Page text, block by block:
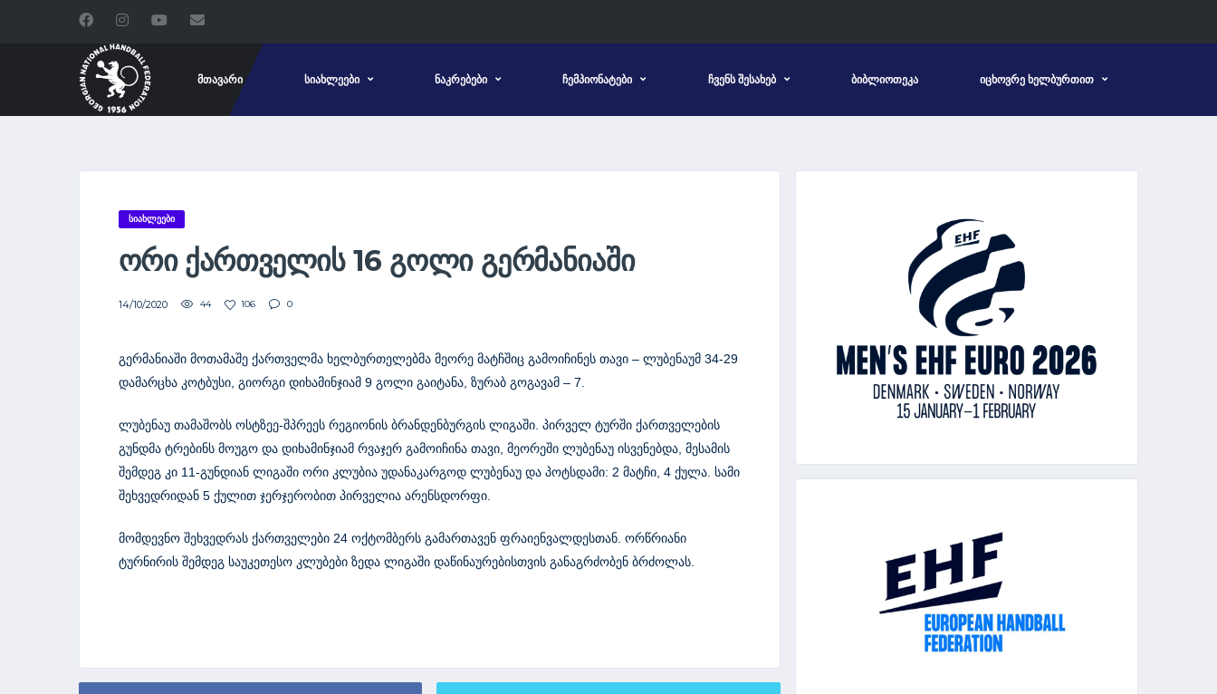
ᲛᲗᲐᲕᲐᲠᲘ ᲡᲘᲐᲮᲚᲔᲔᲑᲘ ᲜᲐᲙᲠᲔᲑᲔᲑᲘ ᲩᲔᲛᲞᲘᲝᲜᲐᲢᲔᲑᲘ ᲩᲕᲔᲜᲡ ᲨᲔᲡᲐᲮᲔᲑ ᲑᲘᲑᲚᲘᲝᲗᲔᲙᲐ ᲘᲪᲮᲝᲕᲠᲔ ᲮᲔᲚᲑᲣᲠᲗᲘᲗ
ᲡᲘᲐᲮᲚᲔᲔᲑᲘ
ᲝᲠᲘ ᲥᲐᲠᲗᲕᲔᲚᲘᲡ 16 ᲒᲝᲚᲘ ᲒᲔᲠᲛᲐᲜᲘᲐᲨᲘ
14/10/2020 44 106 0
გერმანიაში მოთამაშე ქართველმა ხელბურთელებმა მეორე მატჩშიც გამოიჩინეს თავი – ლუბენაუმ 34-29
დამარცხა კოტბუსი, გიორგი დიხამინჯიამ 9 გოლი გაიტანა, ზურაბ გოგავამ – 7.
ლუბენაუ თამაშობს ოსტზეე-შპრეეს რეგიონის ბრანდენბურგის ლიგაში. პირველ ტურში ქართველების
გუნდმა ტრებინს მოუგო და დიხამინჯიამ რვაჯერ გამოიჩინა თავი, მეორეში ლუბენაუ ისვენებდა, მესამის
შემდეგ კი 11-გუნდიან ლიგაში ორი კლუბია უდანაკარგოდ ლუბენაუ და პოტსდამი: 2 მატჩი, 4 ქულა. სამი
შეხვედრიდან 5 ქულით ჯერჯერობით პირველია არენსდორფი.
მომდევნო შეხვედრას ქართველები 24 ოქტომბერს გამართავენ ფრაიენვალდესთან. ორწრიანი
ტურნირის შემდეგ საუკეთესო კლუბები ზედა ლიგაში დაწინაურებისთვის განაგრძობენ ბრძოლას.